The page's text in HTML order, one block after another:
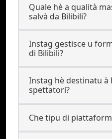
Quale hè a qualità
salvà da Bilibili?
Instag gestisce u
di Bilibili?
Instag hè destinatu à
spettatori?
Che tipu di